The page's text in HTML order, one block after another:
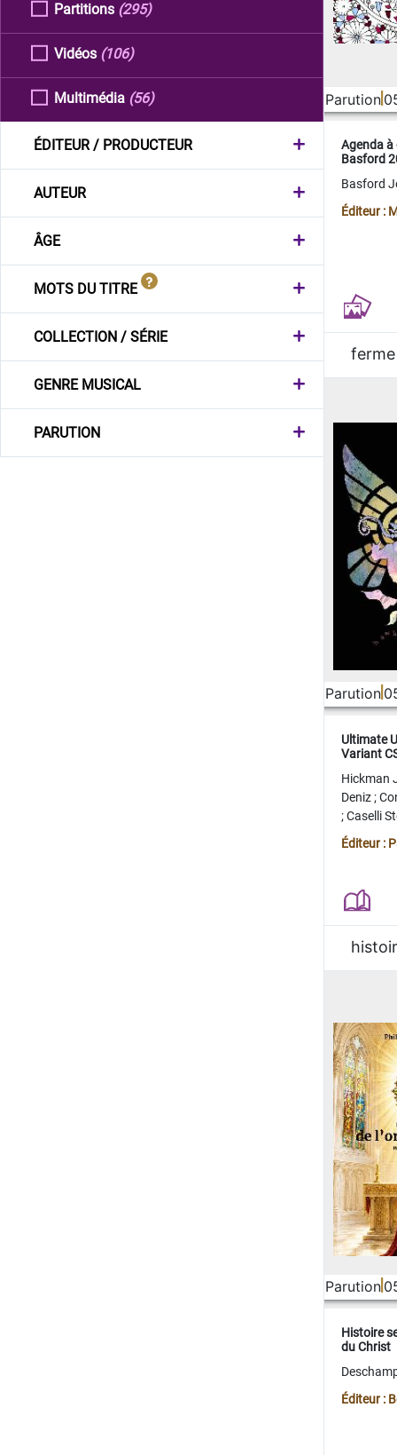
Partitions (295)
Vidéos (106)
Multimédia (56)
ÉDITEUR / PRODUCTEUR
AUTEUR
ÂGE
MOTS DU TITRE
COLLECTION / SÉRIE
GENRE MUSICAL
PARUTION
Parution
Agenda
Basford
Basford
Éditeur :
ferme
Parution
Ultimate
Variant
Hickman
Deniz;
;Caselli
Juan
Éditeur :
Parution
Histoire
du Christ
Éditeur :